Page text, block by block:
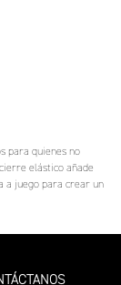
para quienes no
elástico añade
a juego para crear un